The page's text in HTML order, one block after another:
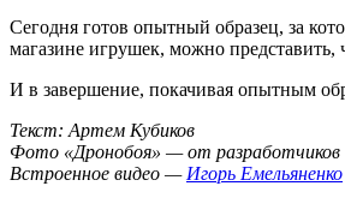
Сегодня готов опытный образец, за
магазине игрушек, можно представить,
И в завершение, покачивая опытным
Текст: Артем Кубиков
Фото «Дронобоя» — от разработчиков
Встроенное видео —Игорь Емельяненко